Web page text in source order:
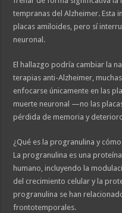
tempranas del Alzheimer. Esta
placas amiloides, pero sí
neuronal.
El hallazgo podría cambiar la
terapias anti-Alzheimer,
enfocarse únicamente en las
muerte neuronal —no las
pérdida de memoria y
¿Qué es la progranulina y cómo
La progranulina es una
humano, incluyendo la
del crecimiento celular y la
progranulina se han
frontotemporales.